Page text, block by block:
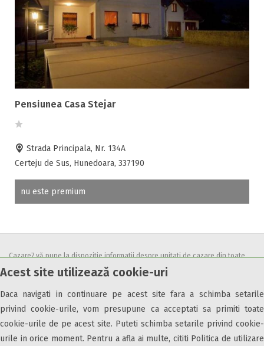
Acest site utilizează cookie-uri
Daca navigati in continuare pe acest site fara a schimba setarile
privind cookie-urile, vom presupune ca acceptati sa primiti toate
cookie-urile de pe acest site. Puteti schimba setarile privind cookie-
urile in orice moment. Pentru a afla ai multe, cititi Politica de utilizare
All inclusive
Pensiune completa
Demipensiune
Mic dejun
Accepta animale
Accepta voucher vacanta
Acces bucatarie
Bar
Beauty center
Biliard
Cablu tv
Cutie de valori
Discoteca
Echitatie
Fax
Ferma proprie
Pensiunea Casa Stejar
Strada Principala, Nr. 134A
Certeju de Sus, Hunedoara, 337190
nu este premium
Cazare7 vă pune la dispozitie informatii despre unitati de cazare din toate
zonele turistice, oferte speciale, rezervari online.
condițiile